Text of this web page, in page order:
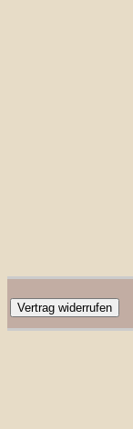
Vertrag widerrufen